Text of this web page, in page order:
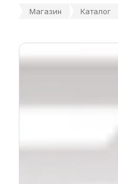
Магазин Каталог